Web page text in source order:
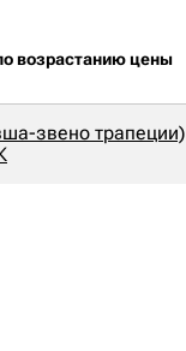
возрастанию цены
звено трапеции)